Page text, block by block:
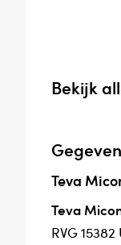
Bekijk
Teva
Teva
RVG 15382